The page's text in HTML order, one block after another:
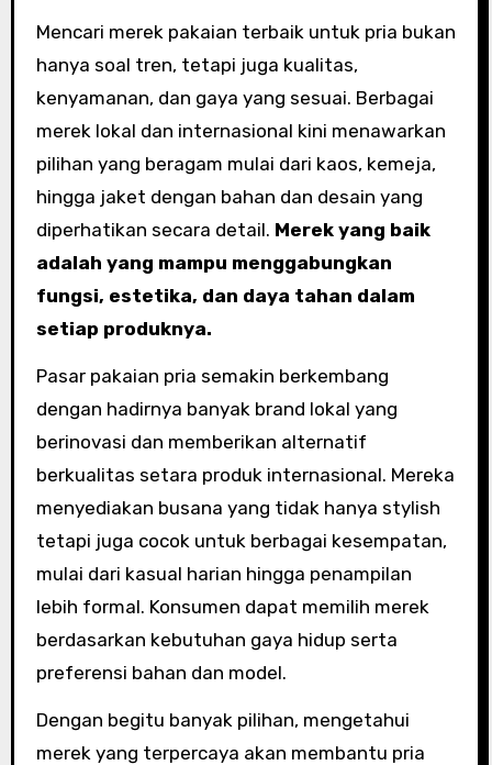
Mencari merek pakaian terbaik untuk pria bukan
hanya soal tren, tetapi juga kualitas,
kenyamanan, dan gaya yang sesuai. Berbagai
merek lokal dan internasional kini menawarkan
pilihan yang beragam mulai dari kaos, kemeja,
hingga jaket dengan bahan dan desain yang
diperhatikan secara detail. Merek yang baik
adalah yang mampu menggabungkan
fungsi, estetika, dan daya tahan dalam
setiap produknya.
Pasar pakaian pria semakin berkembang
dengan hadirnya banyak brand lokal yang
berinovasi dan memberikan alternatif
berkualitas setara produk internasional. Mereka
menyediakan busana yang tidak hanya stylish
tetapi juga cocok untuk berbagai kesempatan,
mulai dari kasual harian hingga penampilan
lebih formal. Konsumen dapat memilih merek
berdasarkan kebutuhan gaya hidup serta
preferensi bahan dan model.
Dengan begitu banyak pilihan, mengetahui
merek yang terpercaya akan membantu pria